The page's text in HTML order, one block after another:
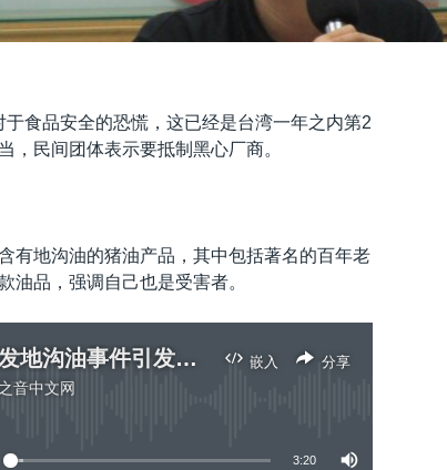
食品安全的恐慌，这已经是台湾一年之内第2
，民间团体表示要抵制黑心厂商。
有地沟油的猪油产品，其中包括著名的百年老
油品，强调自己也是受害者。
嵌入 分享
台湾爆发地沟油事件引发民众食品安全恐慌
音中文网
可用资源
3:20